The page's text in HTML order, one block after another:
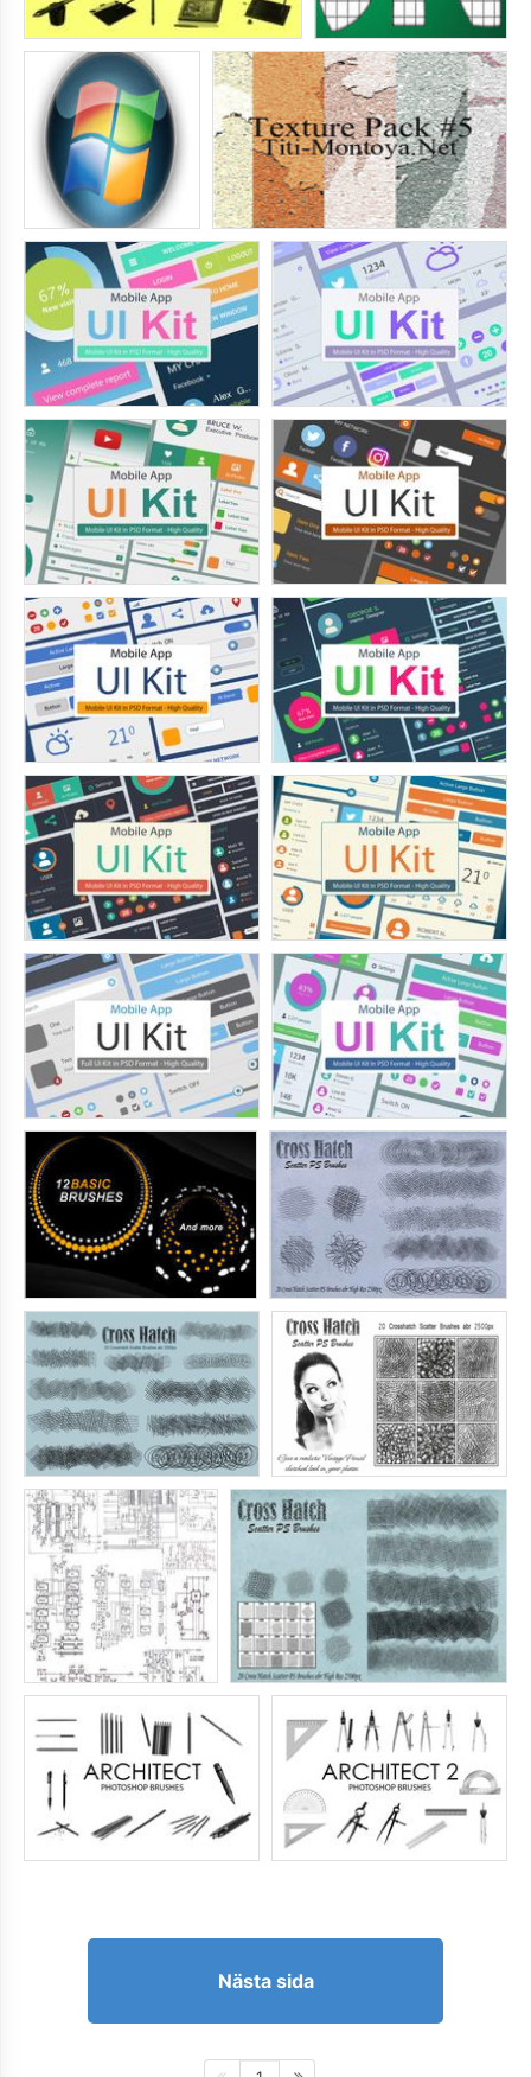
Nästa sida